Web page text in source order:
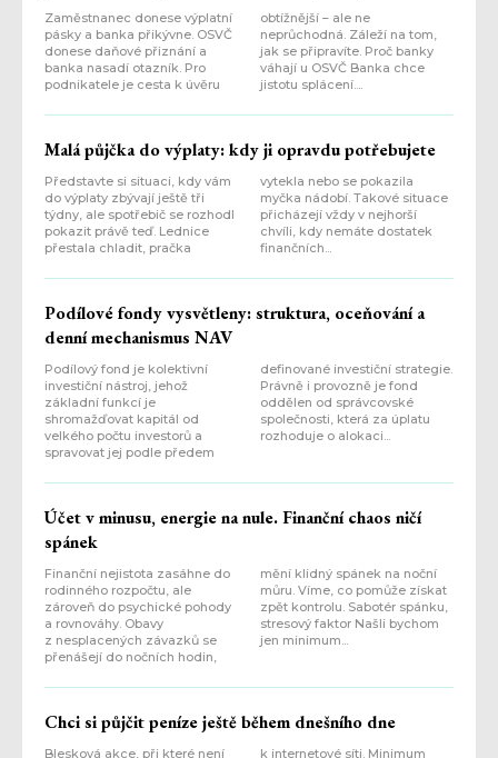
Zaměstnanec donese výplatní
pásky a banka přikývne. OSVČ
donese daňové přiznání a
banka nasadí otazník. Pro
podnikatele je cesta k úvěru
obtížnější – ale ne
neprůchodná. Záleží na tom,
jak se připravíte. Proč banky
váhají u OSVČ Banka chce
jistotu splácení....
Malá půjčka do výplaty: kdy ji opravdu potřebujete
Představte si situaci, kdy vám
do výplaty zbývají ještě tři
týdny, ale spotřebič se rozhodl
pokazit právě teď. Lednice
přestala chladit, pračka
vytekla nebo se pokazila
myčka nádobí. Takové situace
přicházejí vždy v nejhorší
chvíli, kdy nemáte dostatek
finančních...
Podílové fondy vysvětleny: struktura, oceňování a
denní mechanismus NAV
Podílový fond je kolektivní
investiční nástroj, jehož
základní funkcí je
shromažďovat kapitál od
velkého počtu investorů a
spravovat jej podle předem
definované investiční strategie.
Právně i provozně je fond
oddělen od správcovské
společnosti, která za úplatu
rozhoduje o alokaci...
Účet v minusu, energie na nule. Finanční chaos ničí
spánek
Finanční nejistota zasáhne do
rodinného rozpočtu, ale
zároveň do psychické pohody
a rovnováhy. Obavy
z nesplacených závazků se
přenášejí do nočních hodin,
mění klidný spánek na noční
můru. Víme, co pomůže získat
zpět kontrolu. Sabotér spánku,
stresový faktor Našli bychom
jen minimum...
Chci si půjčit peníze ještě během dnešního dne
Blesková akce, při které není
k internetové síti. Minimum